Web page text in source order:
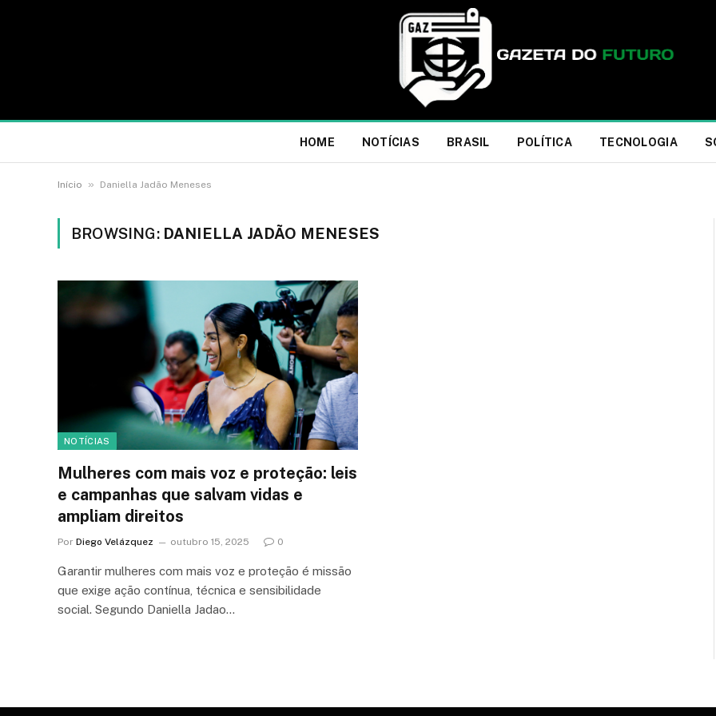
HOME NOTÍCIAS BRASIL POLÍTICA TECNOLOGIA
Início » Daniella Jadão Meneses
BROWSING: DANIELLA JADÃO MENESES
NOTÍCIAS
Mulheres com mais voz e proteção: leis
e campanhas que salvam vidas e
ampliam direitos
Por Diego Velázquez outubro 15, 2025 0
Garantir mulheres com mais voz e proteção é missão
que exige ação contínua, técnica e sensibilidade
social. Segundo Daniella Jadao…